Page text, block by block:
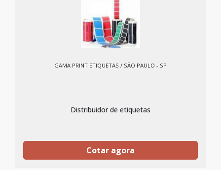
GAMA PRINT ETIQUETAS / SÃO PAULO - SP
Distribuidor de etiquetas
Cotar agora